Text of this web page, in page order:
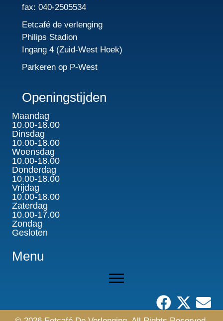
fax: 040-2505534
Eetcafé de verlenging
Philips Stadion
Ingang 4 (Zuid-West Hoek)
Parkeren op P-West
Openingstijden
Maandag
10.00-18.00
Dinsdag
10.00-18.00
Woensdag
10.00-18.00
Donderdag
10.00-18.00
Vrijdag
10.00-18.00
Zaterdag
10.00-17.00
Zondag
Gesloten
Menu